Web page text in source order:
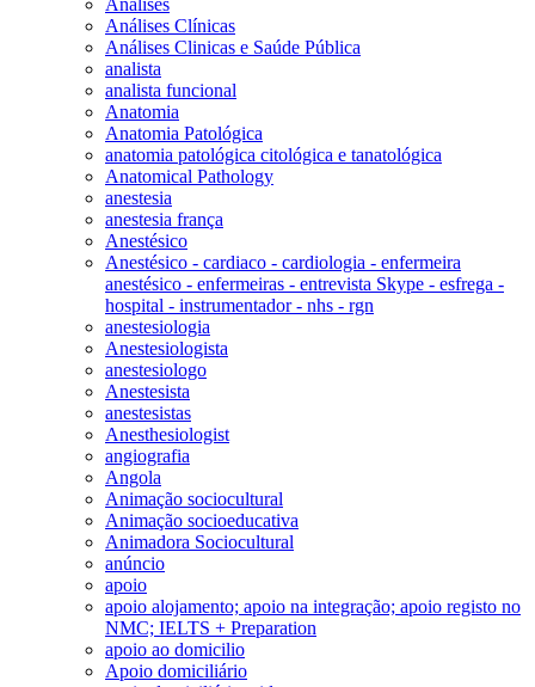
Análises Clínicas
Análises Clinicas e Saúde Pública
analista
analista funcional
Anatomia
Anatomia Patológica
anatomia patológica citológica e tanatológica
Anatomical Pathology
anestesia
anestesia frança
Anestésico
Anestésico - cardiaco - cardiologia - enfermeira
anestésico - enfermeiras - entrevista Skype - esfrega -
hospital - instrumentador - nhs - rgn
anestesiologia
Anestesiologista
anestesiologo
Anestesista
anestesistas
Anesthesiologist
angiografia
Angola
Animação sociocultural
Animação socioeducativa
Animadora Sociocultural
anúncio
apoio
apoio alojamento; apoio na integração; apoio registo no
NMC; IELTS + Preparation
apoio ao domicilio
Apoio domiciliário